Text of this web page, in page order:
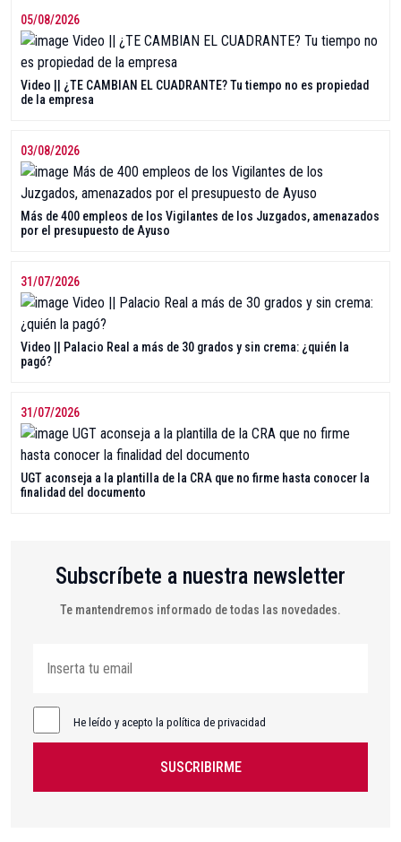
05/08/2026
Video || ¿TE CAMBIAN EL CUADRANTE? Tu tiempo no es propiedad
de la empresa
03/08/2026
Más de 400 empleos de los Vigilantes de los Juzgados, amenazados
por el presupuesto de Ayuso
31/07/2026
Video || Palacio Real a más de 30 grados y sin crema: ¿quién la
pagó?
31/07/2026
UGT aconseja a la plantilla de la CRA que no firme hasta conocer la
finalidad del documento
Subscríbete a nuestra newsletter
Te mantendremos informado de todas las novedades.
He leído y acepto la política de privacidad
SUSCRIBIRME